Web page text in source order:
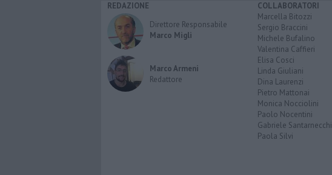
REDAZIONE
Direttore Responsabile
Marco Migli
Marco Armeni
Redattore
COLLABORATORI
Marcella Bitozzi
Sergio Braccini
Michele Bufalino
Valentina Caffieri
Elisa Cosci
Linda Giuliani
Dina Laurenzi
Pietro Mattonai
Monica Nocciolini
Paolo Nocentini
Gabriele Santarnecchi
Paola Silvi